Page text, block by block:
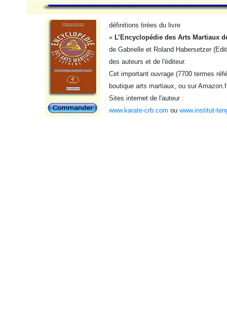
définitions tirées du livre
« L’Encyclopédie des Arts Martiaux
de Gabrielle et Roland Habersetzer
des auteurs et de l'éditeur.
Cet important ouvrage (7700 termes
boutique arts martiaux, ou sur
Sites internet de l'auteur :
www.karate-crb.com ou www.institut-